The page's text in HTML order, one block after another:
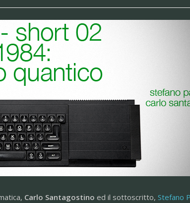
Carlo Santagostino ed il sottoscritto, Stefano